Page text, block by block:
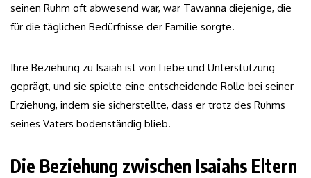
seinen Ruhm oft abwesend war, war Tawanna diejenige, die
für die täglichen Bedürfnisse der Familie sorgte.
Ihre Beziehung zu Isaiah ist von Liebe und Unterstützung
geprägt, und sie spielte eine entscheidende Rolle bei seiner
Erziehung, indem sie sicherstellte, dass er trotz des Ruhms
seines Vaters bodenständig blieb.
Die Beziehung zwischen Isaiahs Eltern